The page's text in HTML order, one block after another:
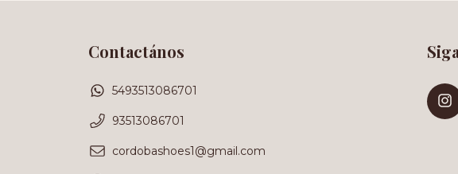
Contactános
5493513086701
93513086701
cordobashoes1@gmail.com